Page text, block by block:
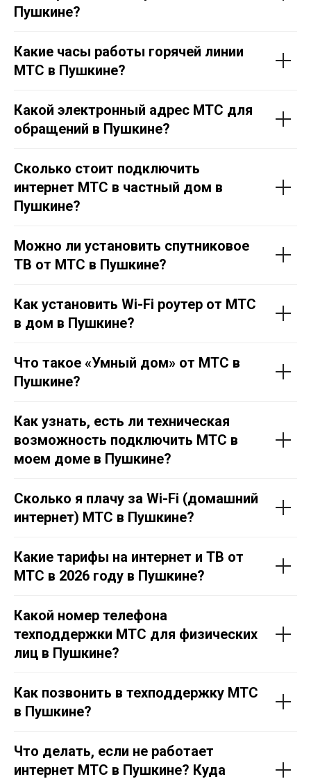
Пушкине?
Какие часы работы горячей линии
МТС в Пушкине?
Какой электронный адрес МТС для
обращений в Пушкине?
Сколько стоит подключить
интернет МТС в частный дом в
Пушкине?
Можно ли установить спутниковое
ТВ от МТС в Пушкине?
Как установить Wi-Fi роутер от МТС
в дом в Пушкине?
Что такое «Умный дом» от МТС в
Пушкине?
Как узнать, есть ли техническая
возможность подключить МТС в
моем доме в Пушкине?
Сколько я плачу за Wi-Fi (домашний
интернет) МТС в Пушкине?
Какие тарифы на интернет и ТВ от
МТС в 2026 году в Пушкине?
Какой номер телефона
техподдержки МТС для физических
лиц в Пушкине?
Как позвонить в техподдержку МТС
в Пушкине?
Что делать, если не работает
интернет МТС в Пушкине? Куда